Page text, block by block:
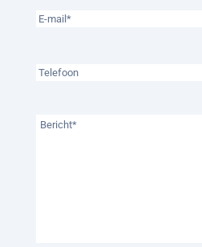
E-
Telefoon
Bericht